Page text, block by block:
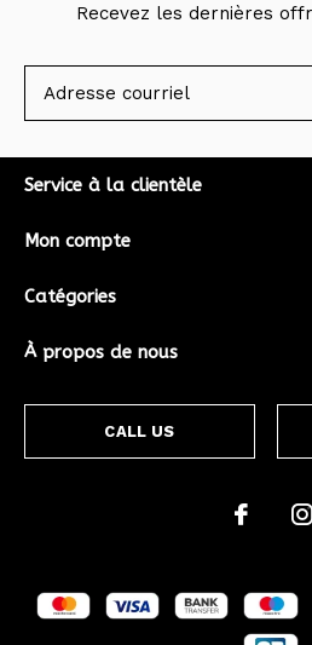
Recevez les dernières
Service à la clientèle
Mon compte
Catégories
À propos de nous
CALL US